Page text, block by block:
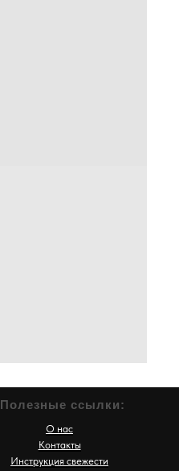
Полезные ссылки:
Инструкция свежести
Контакты
О нас